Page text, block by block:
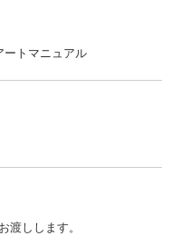
ートマニュアル
渡しします。